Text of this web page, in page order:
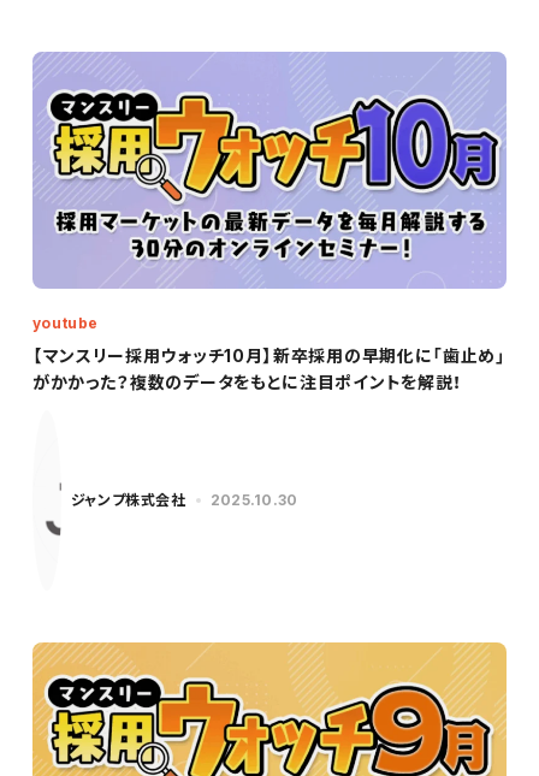
【マンスリー採用ウォッチ10月】新卒採用の早期化に「歯止め」
がかかった？複数のデータをもとに注目ポイントを解説！
youtube
ジャンプ株式会社 2025.10.30